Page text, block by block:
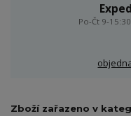
Po-Čt 9-
Zboží zařazeno v